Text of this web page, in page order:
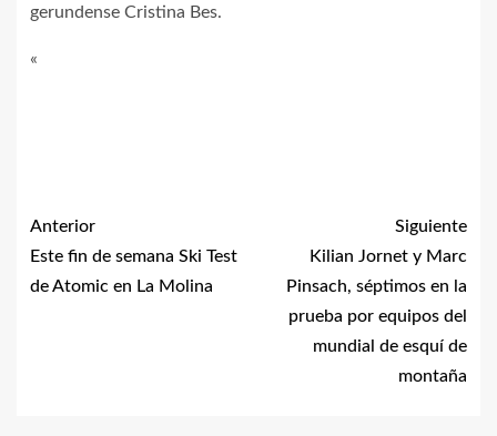
gerundense Cristina Bes.
«
Anterior
Este fin de semana Ski Test
de Atomic en La Molina
Siguiente
Kilian Jornet y Marc
Pinsach, séptimos en la
prueba por equipos del
mundial de esquí de
montaña